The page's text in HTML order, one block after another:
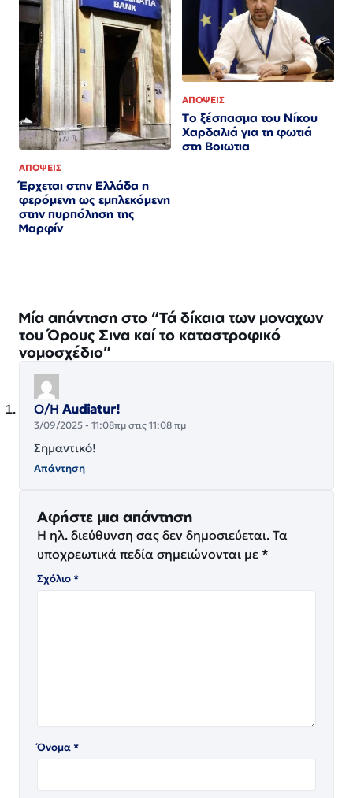
ΑΠΟΨΕΙΣ
Έρχεται στην Ελλάδα η
φερόμενη ως εμπλεκόμενη
στην πυρπόληση της
Μαρφίν
ΑΠΟΨΕΙΣ
Το ξέσπασμα του Νίκου
Χαρδαλιά για τη φωτιά
στη Βοιωτια
Μία απάντηση στο “Τά δίκαια των μοναχων
του Όρους Σινα καί το καταστροφικό
νομοσχέδιο”
Ο/Η Audiatur!
3/09/2025 - 11:08πμ στις 11:08 πμ
Σημαντικό!
Απάντηση
Αφήστε μια απάντηση
Η ηλ. διεύθυνση σας δεν δημοσιεύεται. Τα
υποχρεωτικά πεδία σημειώνονται με *
Σχόλιο*
Όνομα*